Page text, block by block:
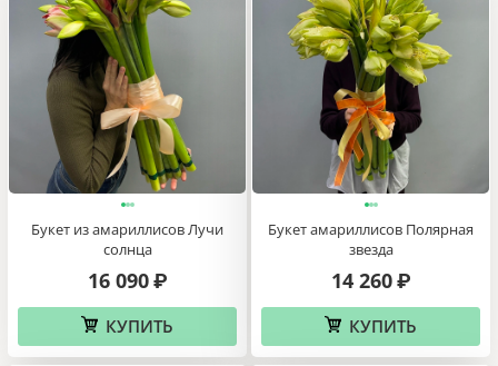
Букет из амариллисов Лучи
солнца
16 090 ₽
КУПИТЬ
Букет амариллисов Полярная
звезда
14 260 ₽
КУПИТЬ